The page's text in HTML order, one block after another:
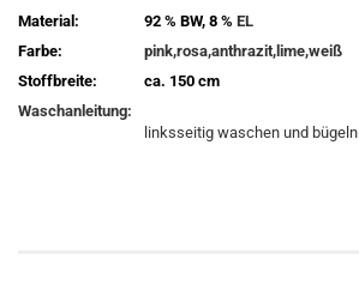
Material:
92 % BW, 8 % EL
Farbe:
pink,rosa,anthrazit,lime,weiß
Stoffbreite:
ca. 150 cm
Waschanleitung:
linksseitig waschen und bügeln